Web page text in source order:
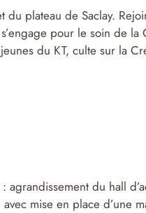
du plateau de Saclay.
pour le soin de la
du KT, culte sur la
agrandissement du hall
mise en place d’une